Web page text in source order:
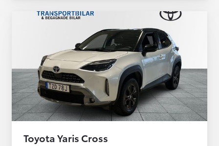
Toyota Yaris Cross